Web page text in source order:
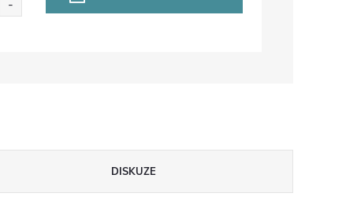
DISKUZE